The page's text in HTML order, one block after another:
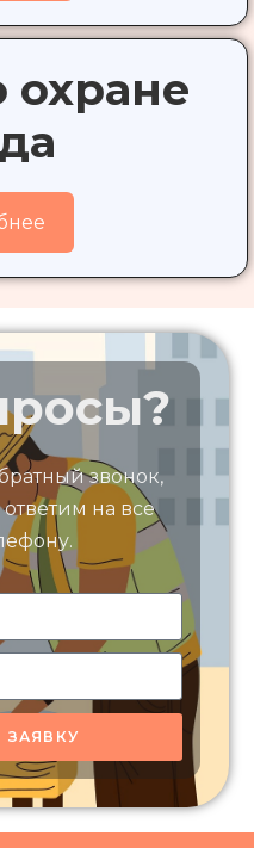
охране
звонок,
на все
ЗАЯВКУ